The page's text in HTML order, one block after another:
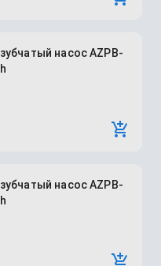
насос AZPB-
насос AZPB-